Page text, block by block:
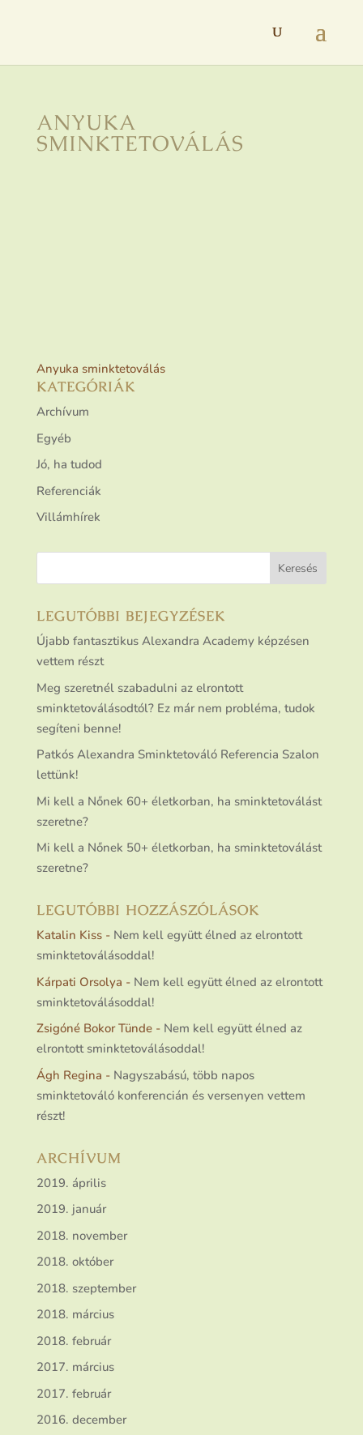
ANYUKA
SMINKTETOVÁLÁS
Anyuka sminktetoválás
KATEGÓRIÁK
Archívum
Egyéb
Jó, ha tudod
Referenciák
Villámhírek
LEGUTÓBBI BEJEGYZÉSEK
Újabb fantasztikus Alexandra Academy képzésen
vettem részt
Meg szeretnél szabadulni az elrontott
sminktetoválásodtól? Ez már nem probléma, tudok
segíteni benne!
Patkós Alexandra Sminktetováló Referencia Szalon
lettünk!
Mi kell a Nőnek 60+ életkorban, ha sminktetoválást
szeretne?
Mi kell a Nőnek 50+ életkorban, ha sminktetoválást
szeretne?
LEGUTÓBBI HOZZÁSZÓLÁSOK
Katalin Kiss- Nem kell együtt élned az elrontott
sminktetoválásoddal!
Kárpati Orsolya - Nem kell együtt élned az elrontott
sminktetoválásoddal!
Zsigóné Bokor Tünde- Nem kell együtt élned az
elrontott sminktetoválásoddal!
Ágh Regina - Nagyszabású, több napos
sminktetováló konferencián és versenyen vettem
részt!
ARCHÍVUM
2019. április
2019. január
2018. november
2018. október
2018. szeptember
2018. március
2018. február
2017. március
2017. február
2016. december